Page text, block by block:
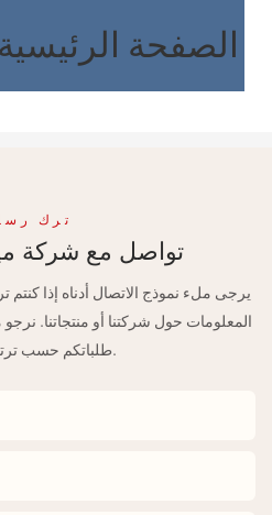
ترك
تواصل مع شركة
يرجى ملء نموذج الاتصال أدناه إذا
المعلومات حول شركتنا أو منتجاتنا.
طلباتكم حسب ترتيب ورودها.